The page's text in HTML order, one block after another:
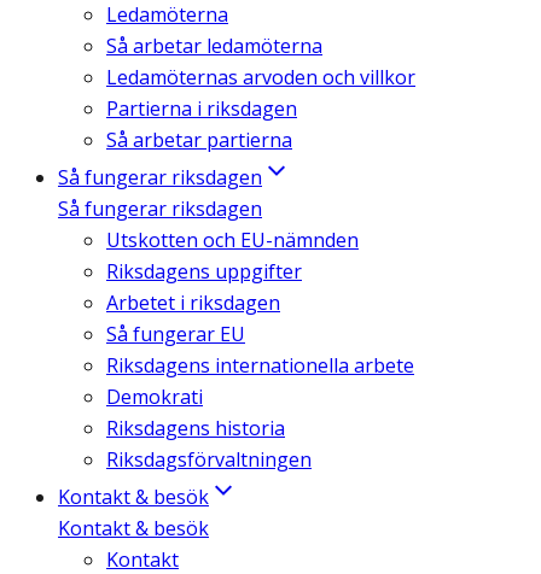
Ledamöterna
Så arbetar ledamöterna
Ledamöternas arvoden och villkor
Partierna i riksdagen
Så arbetar partierna
Så fungerar riksdagen
Så fungerar riksdagen
Utskotten och EU-nämnden
Riksdagens uppgifter
Arbetet i riksdagen
Så fungerar EU
Riksdagens internationella arbete
Demokrati
Riksdagens historia
Riksdagsförvaltningen
Kontakt & besök
Kontakt & besök
Kontakt